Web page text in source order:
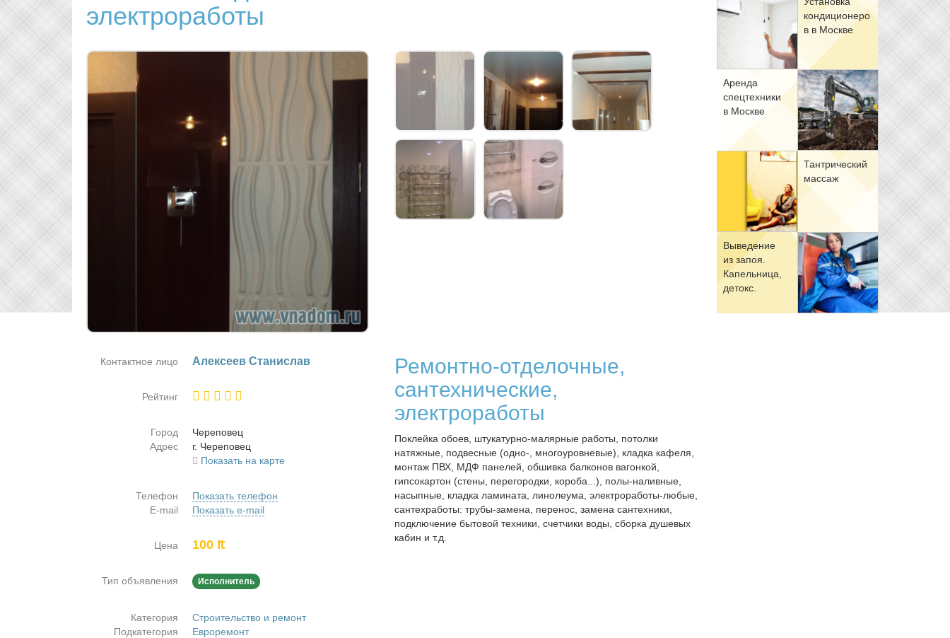
кон­ди­ци­о­не­ро
в в Москве
Арен­да
спец­тех­ни­ки
в Москве
Тан­три­че­ский
мас­саж
Вы­ве­де­ние
из за­поя.
Ка­пель­ни­ца,
де­токс.
электроработы
Ремонтно-отделочные,
сантехнические,
электроработы
Поклейка обоев, штукатурно-малярные работы, потолки
натяжные, подвесные (одно-, многоуровневые), кладка кафеля,
монтаж ПВХ, МДФ панелей, обшивка балконов вагонкой,
гипсокартон (стены, перегородки, короба...), полы-наливные,
насыпные, кладка ламината, линолеума, электроработы-любые,
сантехработы: трубы-замена, перенос, замена сантехники,
подключение бытовой техники, счетчики воды, сборка душевых
кабин и т.д.
Контактное лицо Алек­се­ев Ста­ни­слав
Рейтинг
Город
Че­ре­по­вец
Адрес
г. Че­ре­по­вец
Показать на карте
Телефон
Показать телефон
E-mail
Показать e-mail
Цена 100 ₶
Тип объявления Исполнитель
Категория
Строительство и ремонт
Подкатегория
Евроремонт